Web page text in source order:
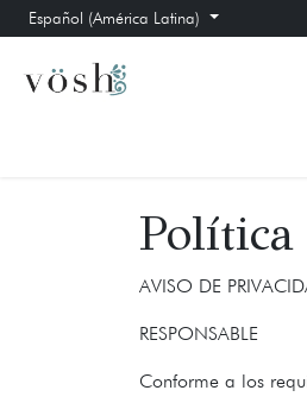
Ir al contenido
Español (América Latina)
AVISO DE
RESPONSABLE
Conforme a los